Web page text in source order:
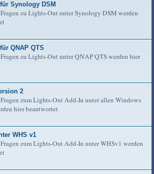
Synology DSM
zu Lights-Out unter Synology DSM werden
QNAP QTS
zu Lights-Out unter QNAP QTS werden hier
2
zum Lights-Out Add-In unter allen Windows
hier beantwortet
WHS v1
zum Lights-Out Add-In unter WHSv1 werden